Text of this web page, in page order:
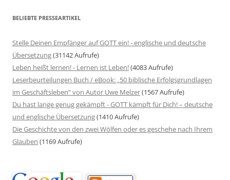
BELIEBTE PRESSEARTIKEL
Stelle Deinen Empfänger auf GOTT ein! - englische und deutsche
Übersetzung(31142 Aufrufe)
Leben heißt lernen! - Lernen ist Leben!(4083 Aufrufe)
Leserbeurteilungen Buch / eBook: „50 biblische Erfolgsgrundlagen
im Geschäftsleben“ von Autor Uwe Melzer(1567 Aufrufe)
Du hast lange genug gekämpft - GOTT kämpft für Dich! – deutsche
und englische Übersetzung(1410 Aufrufe)
Die Geschichte von den zwei Wölfen oder es geschehe nach Ihrem
Glauben (1169 Aufrufe)